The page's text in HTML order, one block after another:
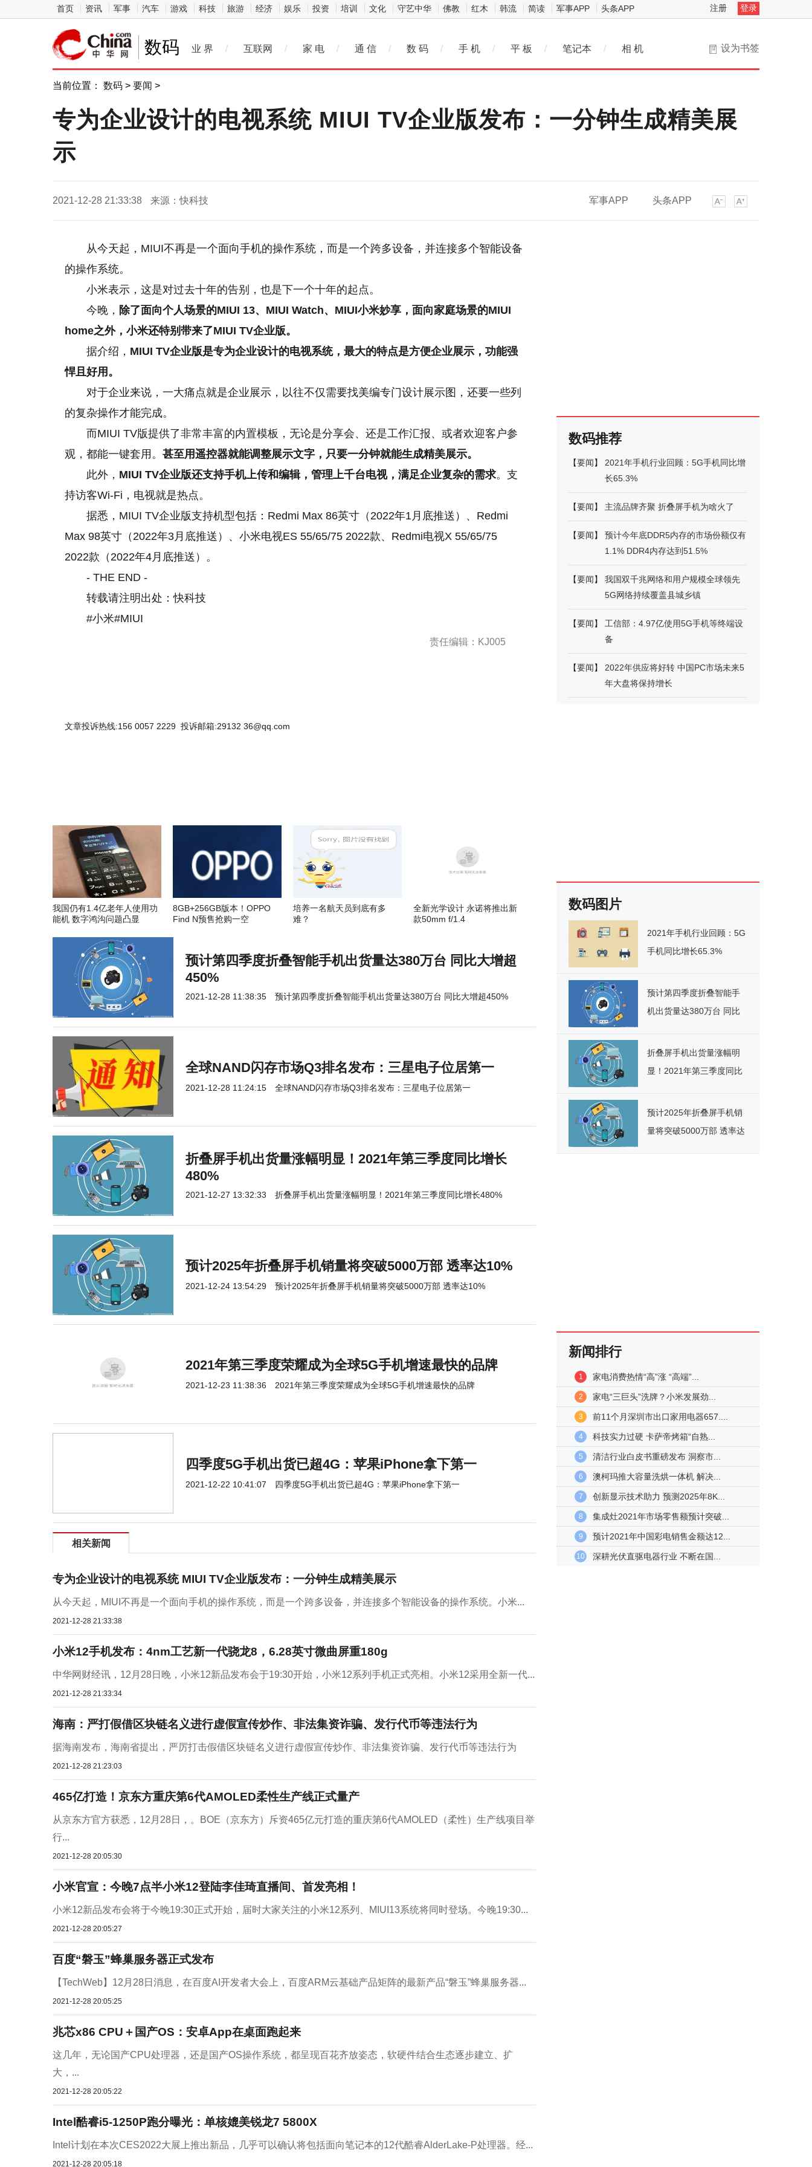
首页 资讯 军事 汽车 游戏 科技 旅游 经济 娱乐 投资 培训 文化 守艺中华 佛教 红木 韩流 简读 军事APP 头条APP 注册 登录
数码 设为书签
业 界 / 互联网 / 家 电 / 通 信 / 数 码 / 手 机 / 平 板 / 笔记本 / 相 机
当前位置： 数码 > 要闻 >
专为企业设计的电视系统 MIUI TV企业版发布：一分钟生成精美展
示
2021-12-28 21:33:38 来源：快科技 军事APP 头条APP
从今天起，MIUI不再是一个面向手机的操作系统，而是一个跨多设备，并连接多个智能设备
的操作系统。
小米表示，这是对过去十年的告别，也是下一个十年的起点。
今晚， 除了面向个人场景的MIUI 13、MIUI Watch、MIUI小米妙享，面向家庭场景的MIUI
home之外，小米还特别带来了MIUI TV企业版。
据介绍， MIUI TV企业版是专为企业设计的电视系统，最大的特点是方便企业展示，功能强
悍且好用。
对于企业来说，一大痛点就是企业展示，以往不仅需要找美编专门设计展示图，还要一些列
的复杂操作才能完成。
而MIUI TV版提供了非常丰富的内置模板，无论是分享会、还是工作汇报、或者欢迎客户参
观，都能一键套用。 甚至用遥控器就能调整展示文字，只要一分钟就能生成精美展示。
此外， MIUI TV企业版还支持手机上传和编辑，管理上千台电视，满足企业复杂的需求。支
持访客Wi-Fi，电视就是热点。
据悉，MIUI TV企业版支持机型包括：Redmi Max 86英寸（2022年1月底推送）、Redmi
Max 98英寸（2022年3月底推送）、小米电视ES 55/65/75 2022款、Redmi电视X 55/65/75
2022款（2022年4月底推送）。
- THE END -
转载请注明出处：快科技
#小米#MIUI
责任编辑：KJ005
文章投诉热线:156 0057 2229 投诉邮箱:29132 36@qq.com
我国仍有1.4亿老年人使用功
能机 数字鸿沟问题凸显
8GB+256GB版本！OPPO
Find N预售抢购一空
培养一名航天员到底有多
难？
全新光学设计 永诺将推出新
款50mm f/1.4
预计第四季度折叠智能手机出货量达380万台 同比大增超
450%
2021-12-28 11:38:35 预计第四季度折叠智能手机出货量达380万台 同比大增超450%
全球NAND闪存市场Q3排名发布：三星电子位居第一
2021-12-28 11:24:15 全球NAND闪存市场Q3排名发布：三星电子位居第一
折叠屏手机出货量涨幅明显！2021年第三季度同比增长
480%
2021-12-27 13:32:33 折叠屏手机出货量涨幅明显！2021年第三季度同比增长480%
预计2025年折叠屏手机销量将突破5000万部 透率达10%
2021-12-24 13:54:29 预计2025年折叠屏手机销量将突破5000万部 透率达10%
2021年第三季度荣耀成为全球5G手机增速最快的品牌
2021-12-23 11:38:36 2021年第三季度荣耀成为全球5G手机增速最快的品牌
四季度5G手机出货已超4G：苹果iPhone拿下第一
2021-12-22 10:41:07 四季度5G手机出货已超4G：苹果iPhone拿下第一
相关新闻
专为企业设计的电视系统 MIUI TV企业版发布：一分钟生成精美展示
从今天起，MIUI不再是一个面向手机的操作系统，而是一个跨多设备，并连接多个智能设备的操作系统。小米...
2021-12-28 21:33:38
小米12手机发布：4nm工艺新一代骁龙8，6.28英寸微曲屏重180g
中华网财经讯，12月28日晚，小米12新品发布会于19:30开始，小米12系列手机正式亮相。小米12采用全新一代...
2021-12-28 21:33:34
海南：严打假借区块链名义进行虚假宣传炒作、非法集资诈骗、发行代币等违法行为
据海南发布，海南省提出，严厉打击假借区块链名义进行虚假宣传炒作、非法集资诈骗、发行代币等违法行为
2021-12-28 21:23:03
465亿打造！京东方重庆第6代AMOLED柔性生产线正式量产
从京东方官方获悉，12月28日，。BOE（京东方）斥资465亿元打造的重庆第6代AMOLED（柔性）生产线项目举
行...
2021-12-28 20:05:30
小米官宣：今晚7点半小米12登陆李佳琦直播间、首发亮相！
小米12新品发布会将于今晚19:30正式开始，届时大家关注的小米12系列、MIUI13系统将同时登场。今晚19:30...
2021-12-28 20:05:27
百度“磐玉”蜂巢服务器正式发布
【TechWeb】12月28日消息，在百度AI开发者大会上，百度ARM云基础产品矩阵的最新产品“磐玉”蜂巢服务器...
2021-12-28 20:05:25
兆芯x86 CPU＋国产OS：安卓App在桌面跑起来
这几年，无论国产CPU处理器，还是国产OS操作系统，都呈现百花齐放姿态，软硬件结合生态逐步建立、扩
大，...
2021-12-28 20:05:22
Intel酷睿i5-1250P跑分曝光：单核媲美锐龙7 5800X
Intel计划在本次CES2022大展上推出新品，几乎可以确认将包括面向笔记本的12代酷睿AlderLake-P处理器。经...
2021-12-28 20:05:18
数码推荐
【要闻】
2021年手机行业回顾：5G手机同比增
长65.3%
【要闻】 主流品牌齐聚 折叠屏手机为啥火了
【要闻】
预计今年底DDR5内存的市场份额仅有
1.1% DDR4内存达到51.5%
【要闻】
我国双千兆网络和用户规模全球领先
5G网络持续覆盖县城乡镇
【要闻】
工信部：4.97亿使用5G手机等终端设
备
【要闻】
2022年供应将好转 中国PC市场未来5
年大盘将保持增长
数码图片
2021年手机行业回顾：5G
手机同比增长65.3%
预计第四季度折叠智能手
机出货量达380万台 同比
折叠屏手机出货量涨幅明
显！2021年第三季度同比
预计2025年折叠屏手机销
量将突破5000万部 透率达
新闻排行
1 家电消费热情“高”涨 “高端”...
2 家电“三巨头”洗牌？小米发展劲...
3 前11个月深圳市出口家用电器657....
4 科技实力过硬 卡萨帝烤箱“自熟...
5 清洁行业白皮书重磅发布 洞察市...
6 澳柯玛推大容量洗烘一体机 解决...
7 创新显示技术助力 预测2025年8K...
8 集成灶2021年市场零售额预计突破...
9 预计2021年中国彩电销售金额达12...
10 深耕光伏直驱电器行业 不断在国...